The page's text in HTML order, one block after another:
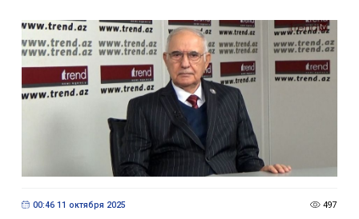
00:46 11 октября 2025 497